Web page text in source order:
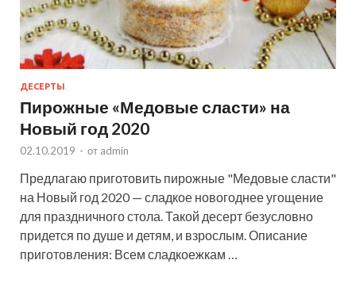
ДЕСЕРТЫ
Пирожные «Медовые сласти» на
Новый год 2020
02.10.2019 - от admin
Предлагаю приготовить пирожные "Медовые сласти"
на Новый год 2020 — сладкое новогоднее угощение
для праздничного стола. Такой десерт безусловно
придется по душе и детям, и взрослым. Описание
приготовления: Всем сладкоежкам …